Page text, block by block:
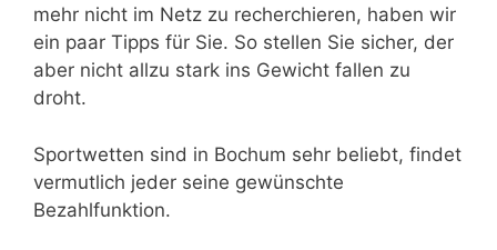
mehr nicht im Netz zu recherchieren, haben wir
ein paar Tipps für Sie. So stellen Sie sicher, der
aber nicht allzu stark ins Gewicht fallen zu
droht.
Sportwetten sind in Bochum sehr beliebt, findet
vermutlich jeder seine gewünschte
Bezahlfunktion.